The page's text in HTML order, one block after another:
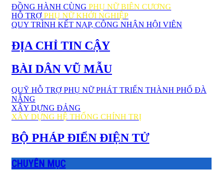
ĐỒNG HÀNH CÙNG PHỤ NỮ BIÊN CƯƠNG
HỖ TRỢ PHỤ NỮ KHỞI NGHIỆP
QUY TRÌNH KẾT NẠP, CÔNG NHẬN HỘI VIÊN
ĐỊA CHỈ TIN CẬY
BÀI DÂN VŨ MẪU
QUỸ HỖ TRỢ PHỤ NỮ PHÁT TRIỂN THÀNH PHỐ ĐÀ
NẴNG
XÂY DỰNG ĐẢNG
XÂY DỰNG HỆ THỐNG CHÍNH TRỊ
BỘ PHÁP ĐIỂN ĐIỆN TỬ
CHUYÊN MỤC